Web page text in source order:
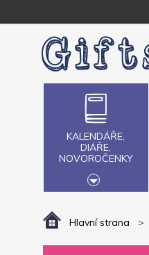
KALENDÁŘE,
DIÁŘE,
NOVOROČENKY
Hlavní strana